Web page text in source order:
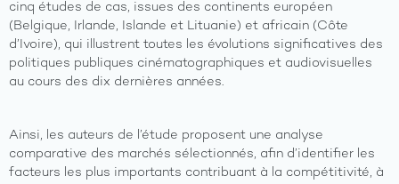
cinq études de cas, issues des continents européen
(Belgique, Irlande, Islande et Lituanie) et africain (Côte
d’Ivoire), qui illustrent toutes les évolutions significatives des
politiques publiques cinématographiques et audiovisuelles
au cours des dix dernières années.
Ainsi, les auteurs de l’étude proposent une analyse
comparative des marchés sélectionnés, afin d’identifier les
facteurs les plus importants contribuant à la compétitivité, à